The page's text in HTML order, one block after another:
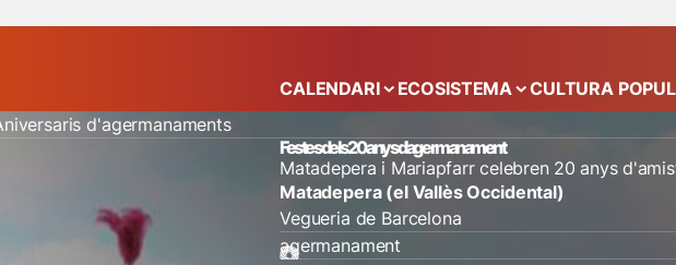
CALENDARI Mostra el submenú de “Calendari”
ECOSISTEMA Mostra el submenú de
CULTURA
d'agermanaments
Festes dels 20 anys d'agermanament
Matadepera i Mariapfarr celebren 20 anys
Matadepera (el Vallès Occidental)
Vegueria de Barcelona
agermanament